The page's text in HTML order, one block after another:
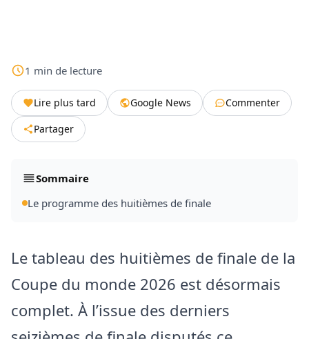
1 min de lecture
Lire plus tard Google News
Commenter
Partager
Sommaire
Le programme des huitièmes de finale
Le tableau des huitièmes de finale de la
Coupe du monde 2026 est désormais
complet. À l’issue des derniers